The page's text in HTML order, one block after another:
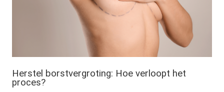
Herstel borstvergroting: Hoe verloopt het
proces?